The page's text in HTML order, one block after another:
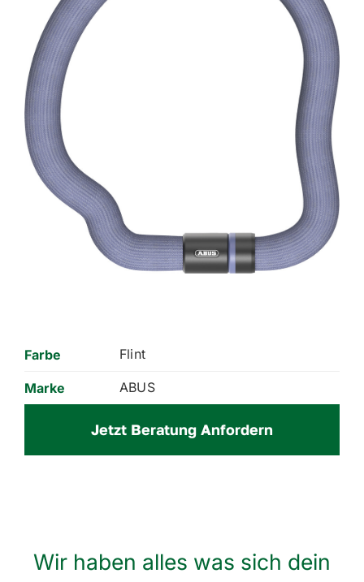
Farbe Flint
Marke ABUS
Jetzt Beratung Anfordern
Wir haben alles was sich dein